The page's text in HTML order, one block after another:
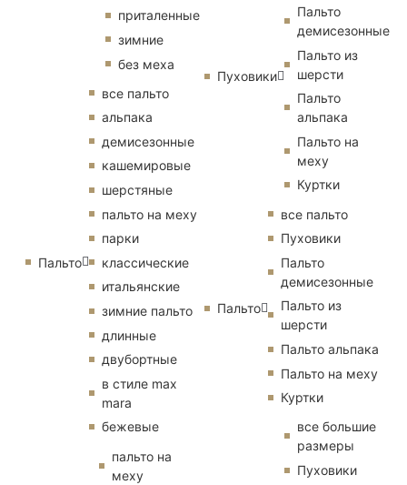
приталенные
зимние
без меха
Пальто
все пальто
альпака
демисезонные
кашемировые
шерстяные
пальто на меху
парки
классические
итальянские
зимние пальто
длинные
двубортные
в стиле max
mara
бежевые
пальто на
меху
Пуховики
Пальто
демисезонные
Пальто из
шерсти
Пальто
альпака
Пальто на
меху
Куртки
Пальто
все пальто
Пуховики
Пальто
демисезонные
Пальто из
шерсти
Пальто альпака
Пальто на меху
Куртки
все большие
размеры
Пуховики